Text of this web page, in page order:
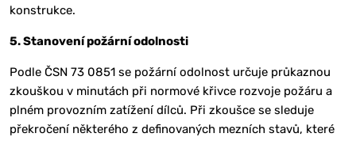
konstrukce.
5. Stanovení požární odolnosti
Podle ČSN 73 0851 se požární odolnost určuje průkaznou
zkouškou v minutách při normové křivce rozvoje požáru a
plném provozním zatížení dílců. Při zkoušce se sleduje
překročení některého z definovaných mezních stavů, které